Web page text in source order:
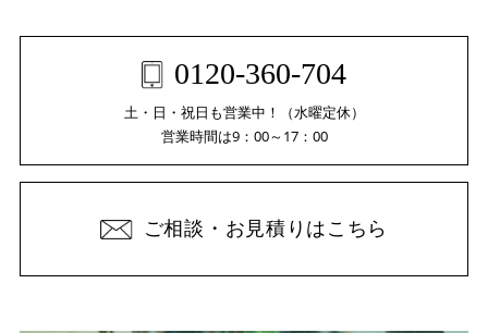
0120-360-704
土・日・祝日も営業中！（水曜定休）
営業時間は9：00～17：00
ご相談・お見積りはこちら